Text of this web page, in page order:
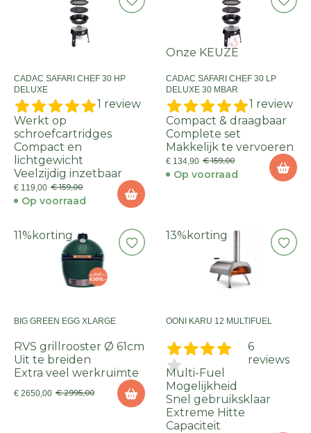
CADAC SAFARI CHEF 30 HP
DELUXE
1 review
Werkt op
schroefcartridges
Compact en
lichtgewicht
Veelzijdig inzetbaar
€ 119,00 € 159,00
Op voorraad
Onze KEUZE
CADAC SAFARI CHEF 30 LP
DELUXE 30 MBAR
1 review
Compact & draagbaar
Complete set
Makkelijk te vervoeren
€ 134,90 € 159,00
Op voorraad
11% korting
BIG GREEN EGG XLARGE
RVS grillrooster Ø 61cm
Uit te breiden
Extra veel werkruimte
€ 2650,00 € 2995,00
13% korting
OONI KARU 12 MULTIFUEL
6
reviews
Multi-Fuel
Mogelijkheid
Snel gebruiksklaar
Extreme Hitte
Capaciteit